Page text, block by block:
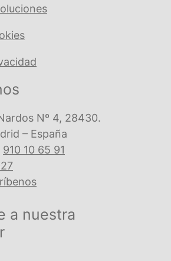
Nº 4, 28430.
– España
910 10 65 91
a nuestra